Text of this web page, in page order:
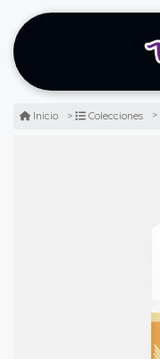
Inicio Colecciones